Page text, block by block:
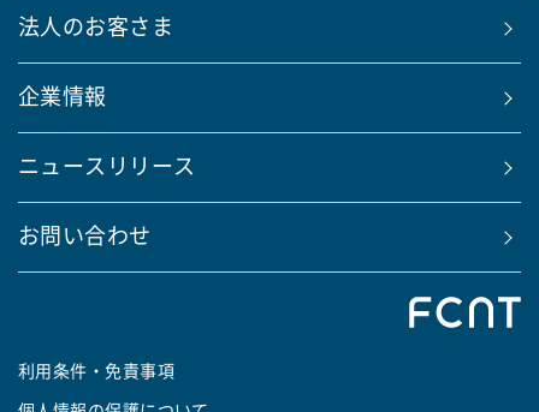
法人のお客さま
企業情報
ニュースリリース
お問い合わせ
利用条件・免責事項